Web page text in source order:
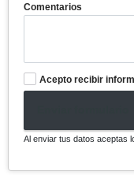
Comentarios
Acepto recibir
Al enviar tus datos aceptas